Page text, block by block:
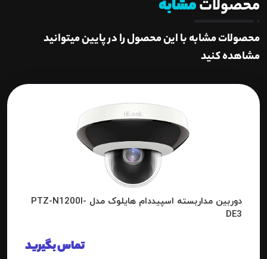
محصولاتمشابه
محصولات مشابه با این محصول را در پایین میتوانید
مشاهده کنید
دوربین مداربسته اسپیددام هایلوک مدل PTZ-N1200I-
DE3
تماس بگیرید